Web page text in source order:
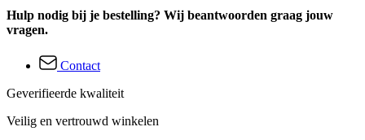
Hulp nodig bij je bestelling? Wij beantwoorden graag jouw
vragen.
Contact
Geverifieerde kwaliteit
Veilig en vertrouwd winkelen